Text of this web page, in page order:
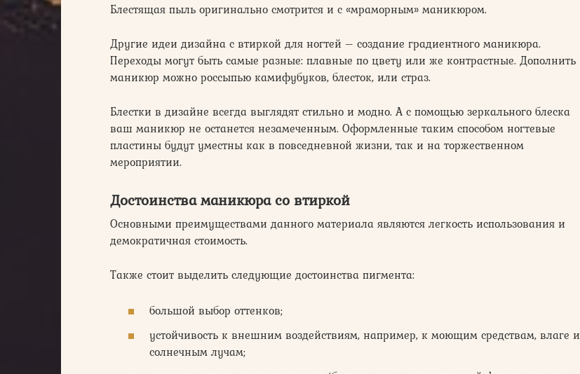
Блестящая пыль оригинально смотрится и с «мраморным» маникюром.
Другие идеи дизайна с втиркой для ногтей – создание градиентного маникюра.
Переходы могут быть самые разные: плавные по цвету или же контрастные. Дополнить
маникюр можно россыпью камифубуков, блесток, или страз.
Блестки в дизайне всегда выглядят стильно и модно. А с помощью зеркального блеска
ваш маникюр не останется незамеченным. Оформленные таким способом ногтевые
пластины будут уместны как в повседневной жизни, так и на торжественном
мероприятии.
Достоинства маникюра со втиркой
Основными преимуществами данного материала являются легкость использования и
демократичная стоимость.
Также стоит выделить следующие достоинства пигмента:
большой выбор оттенков;
устойчивость к внешним воздействиям, например, к моющим средствам, влаге и
солнечным лучам;